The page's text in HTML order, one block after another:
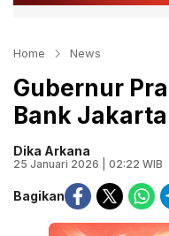
Home News
Gubernur
Bank
Dika Arkana
25 Januari 2026 | 02:22 WIB
Bagikan